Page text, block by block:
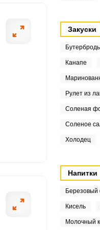
Закуски
Канапе
Рулет из
Соленая
Соленое
Холодец
Напитки
Березовый
Кисель
Молочный
подсоленную воду.
того, как остынет.